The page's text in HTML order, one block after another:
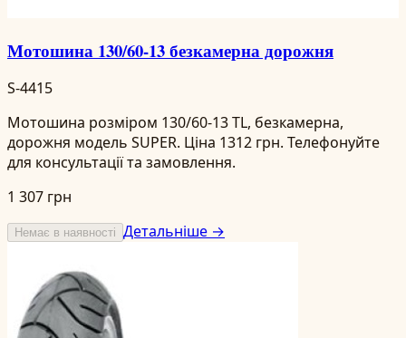
Мотошина 130/60-13 безкамерна дорожня
S-4415
Мотошина розміром 130/60-13 TL, безкамерна,
дорожня модель SUPER. Ціна 1312 грн. Телефонуйте
для консультації та замовлення.
1 307 грн
Немає в наявності Детальніше →